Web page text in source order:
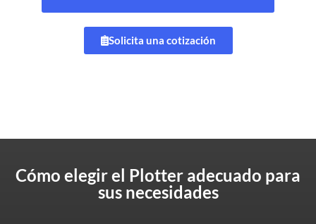
Solicita una cotización
Cómo elegir el Plotter adecuado para
sus necesidades